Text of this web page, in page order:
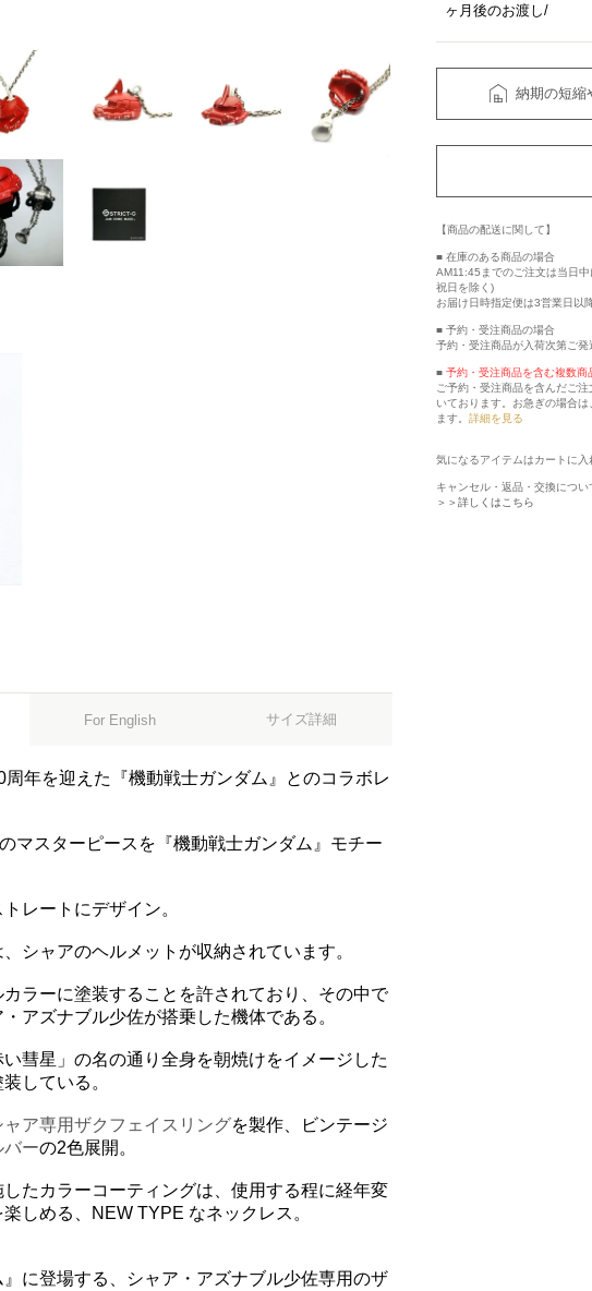
For English サイズ詳細
年を迎えた『機動戦士ガンダム』とのコラボレ
マスターピースを『機動戦士ガンダム』モチー
レートにデザイン。
シャアのヘルメットが収納されています。
ラーに塗装することを許されており、その中で
アズナブル少佐が搭乗した機体である。
彗星」の名の通り全身を朝焼けをイメージした
している。
ャア専用ザクフェイスリングを製作、ビンテージ
バーの2色展開。
したカラーコーティングは、使用する程に経年変
しめる、NEW TYPE なネックレス。
』に登場する、シャア・アズナブル少佐専用のザ
ヶ月後のお渡し
納期の短縮
【商品の配送に関して】
■ 在庫のある商品の場合
AM11:45までのご注文は当日
祝日を除く)
お届け日時指定便は3営業日以
■ 予約・受注商品の場合
予約・受注商品が入荷次第ご発
■ 予約・受注商品を含む複数商
ご予約・受注商品を含んだご
いております。お急ぎの場合
ます。 詳細を見る
気になるアイテムはカートに入
キャンセル・返品・交換につい
＞＞詳しくはこちら